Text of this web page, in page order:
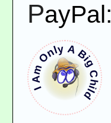
PayPal:
I Am Only A Big Child